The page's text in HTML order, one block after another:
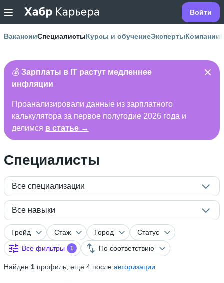
Войти
ВакансииСпециалистыКурсы и обучениеЭкспертыКомпании
💰 Зарплаты в IT растут медленнее
инфляции
Проанализировали данные из зарплатного
калькулятора за первое полугодие 2026 года и
делимся в статье →
Специалисты
Все специализации
Все навыки
Грейд Стаж Город
Статус
Все фильтры
1 По соответствию
Найден 1 профиль, еще 4 после авторизации